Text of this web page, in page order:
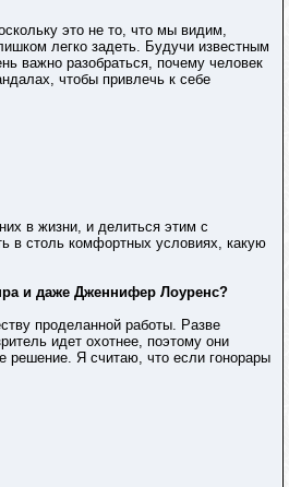
это не то, что мы видим,
легко задеть. Будучи известным
важно разобраться, почему человек
чтобы привлечь к себе
в жизни, и делиться этим с
в столь комфортных условиях, какую
и даже Дженнифер Лоуренс?
проделанной работы. Разве
идет охотнее, поэтому они
решение. Я считаю, что если гонорары